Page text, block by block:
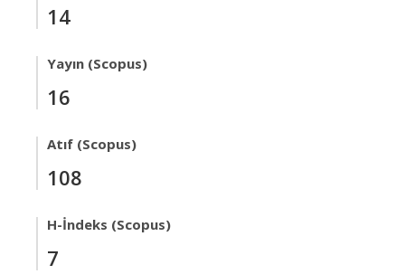
14
Yayın (Scopus)
16
Atıf (Scopus)
108
H-İndeks (Scopus)
7